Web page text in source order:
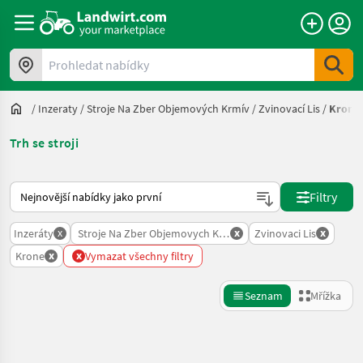
Prohledat nabídky
/ Inzeraty /Stroje Na Zber Objemových Krmív /Zvinovací Lis / Krone
Trh se stroji
Takto se řadí nabídky na Landwirt.com
Filtry
Inzeráty x Stroje Na Zber Objemovych Krmiv
x Zvinovaci Lis x
Krone x x Vymazat všechny filtry
Seznam Mřížka